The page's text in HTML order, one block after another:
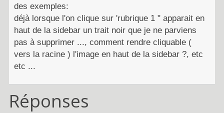
des exemples:
déjà lorsque l'on clique sur 'rubrique 1 " apparait en
haut de la sidebar un trait noir que je ne parviens
pas à supprimer ..., comment rendre cliquable (
vers la racine ) l'image en haut de la sidebar ?, etc
etc ...
Réponses